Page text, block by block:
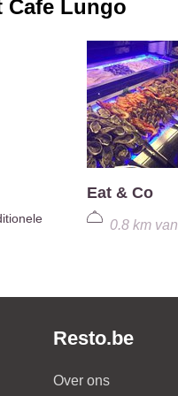
Cafe Lungo
Eat & Co
0.8 kmvan
Resto.be
Over ons